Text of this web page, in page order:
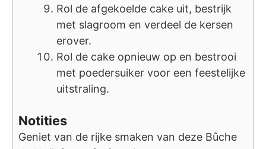
Rol de afgekoelde cake uit, bestrijk
met slagroom en verdeel de kersen
erover.
Rol de cake opnieuw op en bestrooi
met poedersuiker voor een feestelijke
uitstraling.
Notities
Geniet van de rijke smaken van deze Bûche